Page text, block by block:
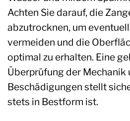
Achten Sie darauf, die
abzutrocknen, um
vermeiden und die
optimal zu erhalten. Eine
Überprüfung der Mechanik
Beschädigungen stellt
stets in Bestform ist.